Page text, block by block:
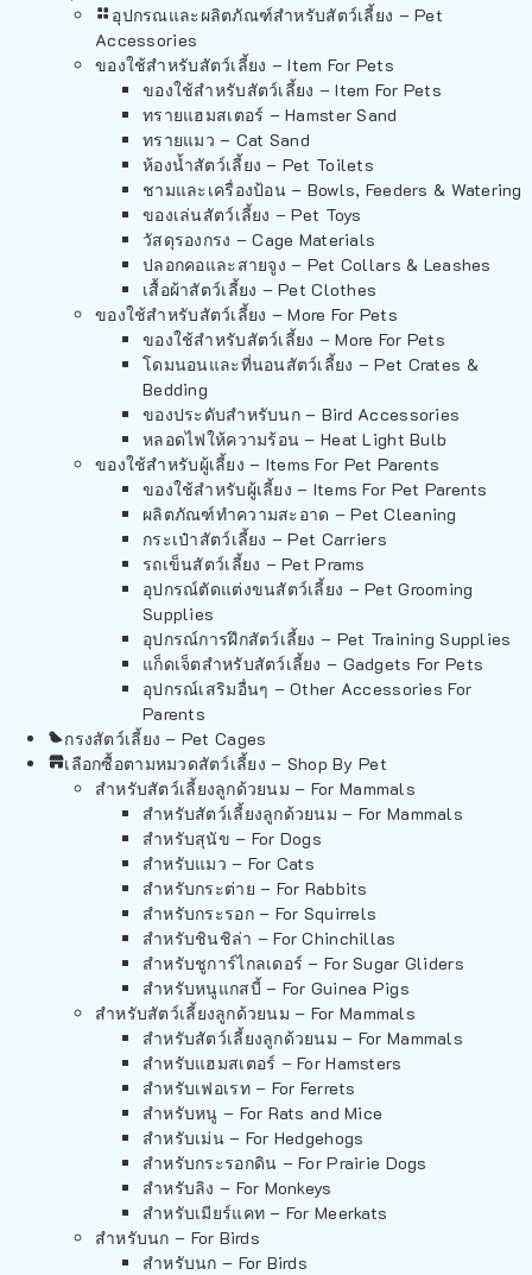
อุปกรณและผลิตภัณฑ์สำหรับสัตว์เลี้ยง – Pet
Accessories
ของใช้สำหรับสัตว์เลี้ยง – Item For Pets
ของใช้สำหรับสัตว์เลี้ยง – Item For Pets
ทรายแฮมสเตอร์ – Hamster Sand
ทรายแมว – Cat Sand
ห้องน้ำสัตว์เลี้ยง – Pet Toilets
ชามและเครื่องป้อน – Bowls, Feeders & Watering
ของเล่นสัตว์เลี้ยง – Pet Toys
วัสดุรองกรง – Cage Materials
ปลอกคอและสายจูง – Pet Collars & Leashes
เสื้อผ้าสัตว์เลี้ยง – Pet Clothes
ของใช้สำหรับสัตว์เลี้ยง – More For Pets
ของใช้สำหรับสัตว์เลี้ยง – More For Pets
โดมนอนและที่นอนสัตว์เลี้ยง – Pet Crates &
Bedding
ของประดับสำหรับนก – Bird Accessories
หลอดไฟให้ความร้อน – Heat Light Bulb
ของใช้สำหรับผู้เลี้ยง – Items For Pet Parents
ของใช้สำหรับผู้เลี้ยง – Items For Pet Parents
ผลิตภัณฑ์ทำความสะอาด – Pet Cleaning
กระเป๋าสัตว์เลี้ยง – Pet Carriers
รถเข็นสัตว์เลี้ยง – Pet Prams
อุปกรณ์ตัดแต่งขนสัตว์เลี้ยง – Pet Grooming
Supplies
อุปกรณ์การฝึกสัตว์เลี้ยง – Pet Training Supplies
แก็ดเจ็ตสำหรับสัตว์เลี้ยง – Gadgets For Pets
อุปกรณ์เสริมอื่นๆ – Other Accessories For
Parents
กรงสัตว์เลี้ยง – Pet Cages
เลือกซื้อตามหมวดสัตว์เลี้ยง – Shop By Pet
สำหรับสัตว์เลี้ยงลูกด้วยนม – For Mammals
สำหรับสัตว์เลี้ยงลูกด้วยนม – For Mammals
สำหรับสุนัข – For Dogs
สำหรับแมว – For Cats
สำหรับกระต่าย – For Rabbits
สำหรับกระรอก – For Squirrels
สำหรับชินชิล่า – For Chinchillas
สำหรับชูการ์ไกลเดอร์ – For Sugar Gliders
สำหรับหนูแกสบี้ – For Guinea Pigs
สำหรับสัตว์เลี้ยงลูกด้วยนม – For Mammals
สำหรับสัตว์เลี้ยงลูกด้วยนม – For Mammals
สำหรับแฮมสเตอร์ – For Hamsters
สำหรับเฟอเรท – For Ferrets
สำหรับหนู – For Rats and Mice
สำหรับเม่น – For Hedgehogs
สำหรับกระรอกดิน – For Prairie Dogs
สำหรับลิง – For Monkeys
สำหรับเมียร์แคท – For Meerkats
สำหรับนก – For Birds
สำหรับนก – For Birds